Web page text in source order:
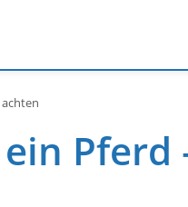
Pferd